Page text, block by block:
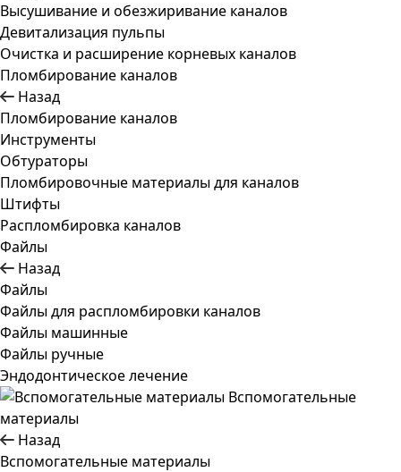
Высушивание и обезжиривание каналов
Девитализация пульпы
Очистка и расширение корневых каналов
Пломбирование каналов
Назад
Пломбирование каналов
Инструменты
Обтураторы
Пломбировочные материалы для каналов
Штифты
Распломбировка каналов
Файлы
Назад
Файлы
Файлы для распломбировки каналов
Файлы машинные
Файлы ручные
Эндодонтическое лечение
Вспомогательные
материалы
Назад
Вспомогательные материалы